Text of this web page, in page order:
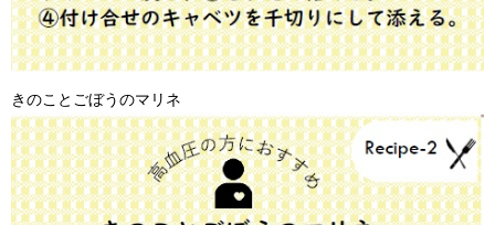
きのことごぼうのマリネ